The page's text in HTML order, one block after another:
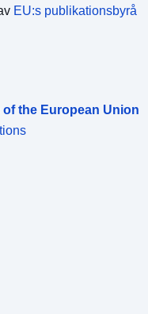
EU:s publikationsbyrå
the European Union